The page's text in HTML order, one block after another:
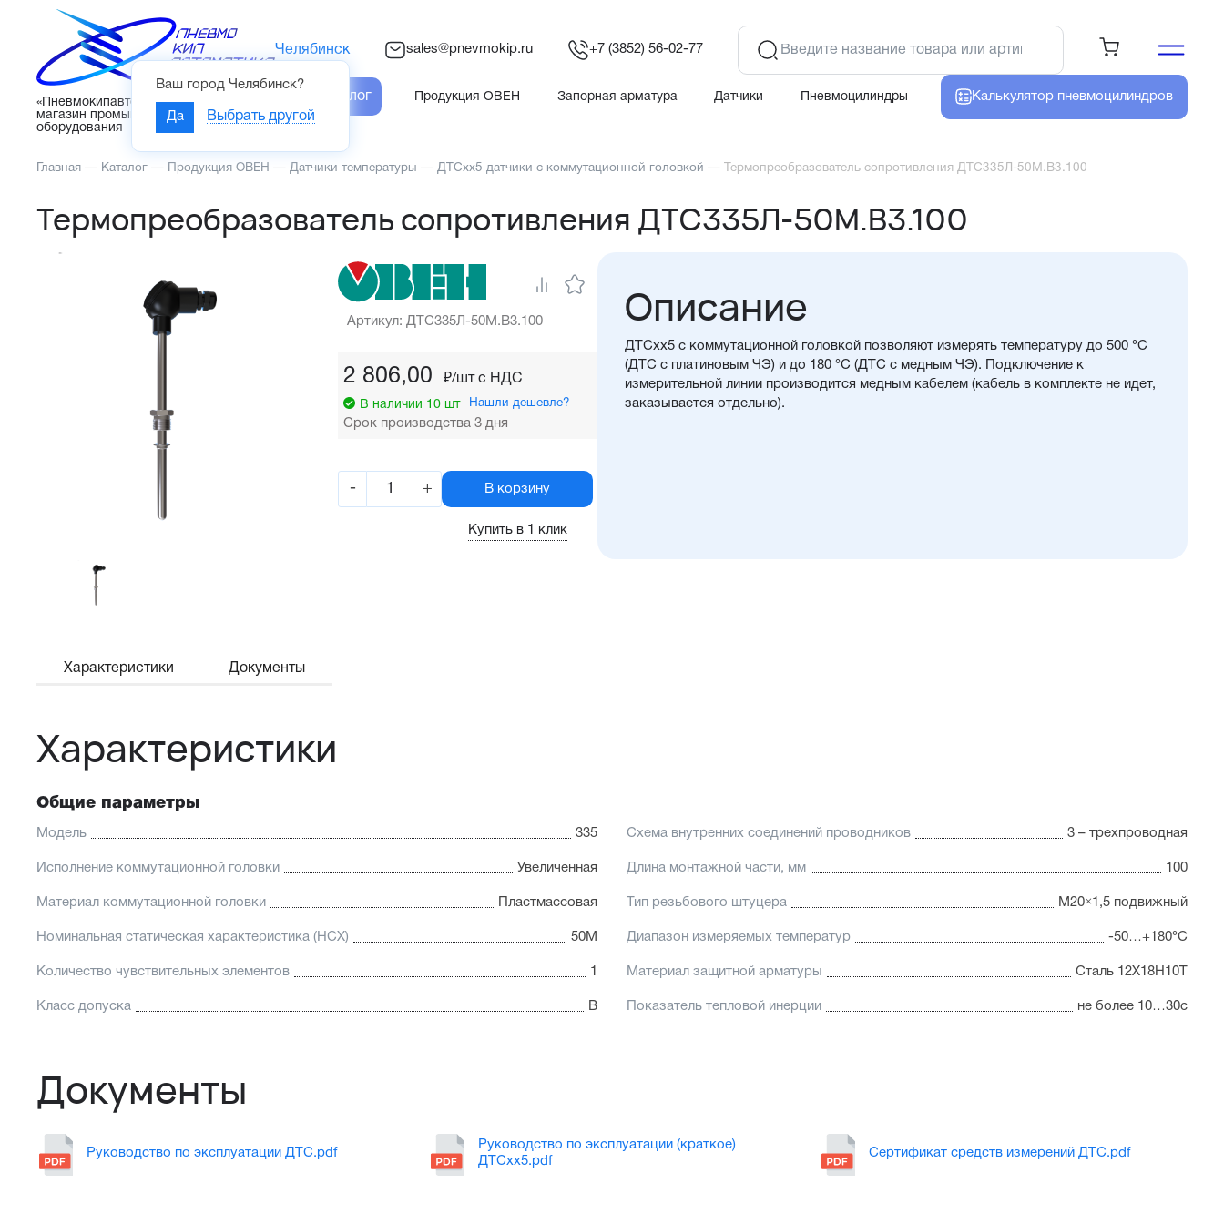
«Пневмокипавтоматика» – интернет-
магазин промышленного
оборудования
Челябинск
Ваш город Челябинск?
Да Выбрать другой
sales@pnevmokip.ru +7 (3852) 56-02-77
Каталог Продукция ОВЕН Запорная арматура Датчики Пневмоцилиндры Калькулятор пневмоцилиндров
Главная — Каталог — Продукция ОВЕН — Датчики температуры — ДТСхх5 датчики с коммутационной головкой — Термопреобразователь сопротивления ДТС335Л-50М.В3.100
Термопреобразователь сопротивления ДТС335Л-50М.В3.100
Артикул: ДТС335Л-50М.В3.100
2 806,00 ₽/шт c НДС
В наличии 10 шт Нашли дешевле?
Срок производства 3 дня
- + В корзину
Купить в 1 клик
Описание
ДТСхх5 с коммутационной головкой позволяют измерять температуру до 500 °С
(ДТС с платиновым ЧЭ) и до 180 °С (ДТС с медным ЧЭ). Подключение к
измерительной линии производится медным кабелем (кабель в комплекте не идет,
заказывается отдельно).
Характеристики Документы
Характеристики
Общие параметры
Модель 335 Схема внутренних соединений проводников 3 – трехпроводная
Исполнение коммутационной головки Увеличенная Длина монтажной части, мм 100
Материал коммутационной головки Пластмассовая Тип резьбового штуцера M20×1,5 подвижный
Номинальная статическая характеристика (НСХ) 50М Диапазон измеряемых температур -50…+180°C
Количество чувствительных элементов 1 Материал защитной арматуры Сталь 12Х18Н10Т
Класс допуска В Показатель тепловой инерции не более 10…30с
Документы
Руководство по эксплуатации ДТС.pdf
Руководство по эксплуатации (краткое)
ДТСхх5.pdf
Сертификат средств измерений ДТС.pdf